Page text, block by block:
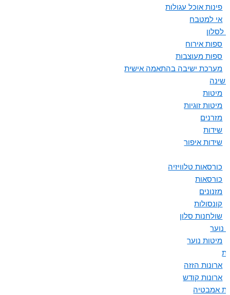
פינות אוכל עגולות
אי למטבח
לסלון
ספות אירוח
ספות מעוצבות
מערכת ישיבה בהתאמה אישית
שינה
מיטות
מיטות זוגיות
מזרנים
שידות
שידות איפור
כורסאות טלוויזיה
כורסאות
מזנונים
קונסולות
שולחנות סלון
נוער
מיטות נוער
ארונות הזזה
ארונות קודש
אמבטיה